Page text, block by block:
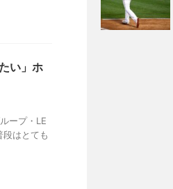
い」ホ
ープ・LE
はとても